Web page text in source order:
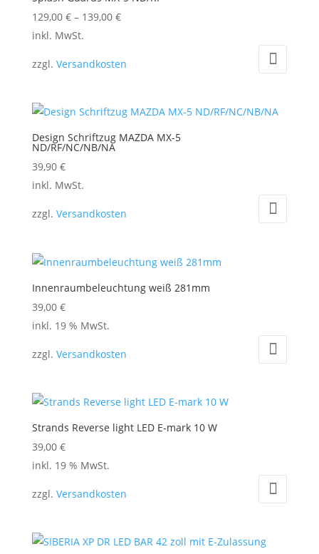
Die
Optionen
können
auf
gewählt
werden
129,00 €– 139,00 €
Dieses
weist
Varianten
Die
Optionen
können
der
gewählt
inkl. MwSt.
zzgl. Versandkosten
Design Schriftzug MAZDA MX-5
ND/RF/NC/NB/NA
39,90 €
Dieses
weist
Varianten
Die
Optionen
können
auf
gewählt
werden
inkl. MwSt.
zzgl. Versandkosten
Innenraumbeleuchtung weiß 281mm
39,00 €
inkl. 19 % MwSt.
zzgl. Versandkosten
Strands Reverse light LED E-mark 10 W
39,00 €
inkl. 19 % MwSt.
zzgl. Versandkosten